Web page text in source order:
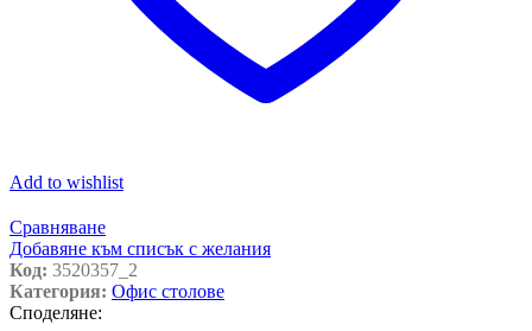
Add to wishlist
Сравняване
Добавяне към списък с желания
Код: 3520357_2
Категория: Офис столове
Споделяне: